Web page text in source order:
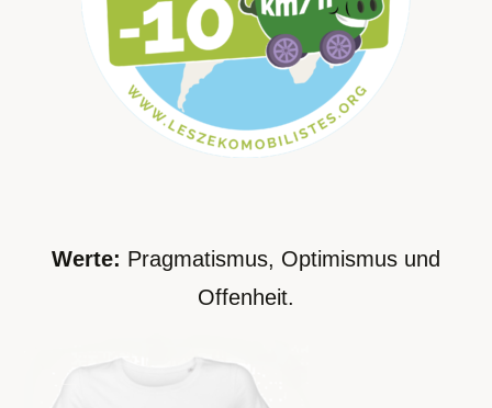
Werte: Pragmatismus, Optimismus und
Offenheit.